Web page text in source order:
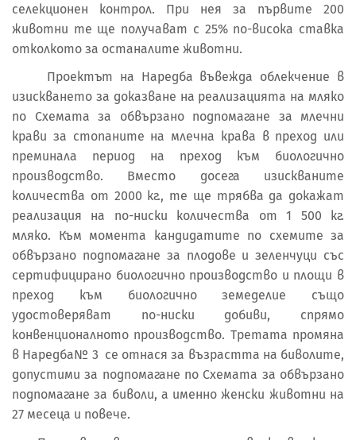
селекционен контрол. При нея за първите 200
животни те ще получават с 25% по-висока ставка
отколкото за останалите животни.
Проектът на Наредба въвежда облекчение в
изискването за доказване на реализацията на мляко
по Схемата за обвързано подпомагане за млечни
крави за стопаните на млечна крава в преход или
преминала период на преход към биологично
производство. Вместо досега изискваните
количества от 2000 кг., те ще трябва да докажат
реализация на по-ниски количества от 1 500 кг.
мляко. Към момента кандидатите по схемите за
обвързано подпомагане за плодове и зеленчуци със
сертифицирано биологично производство и площи в
преход към биологично земеделие също
удостоверяват по-ниски добиви, спрямо
конвенционалното производство. Третата промяна
в Наредба№ 3 се отнася за възрастта на биволите,
допустими за подпомагане по Схемата за обвързано
подпомагане за биволи, а именно женски животни на
27 месеца и повече.